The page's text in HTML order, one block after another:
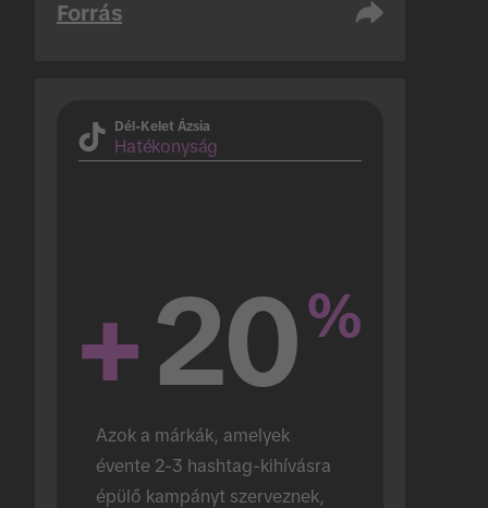
Forrás
Dél-Kelet Ázsia
Hatékonyság
+20%
Azok a márkák, amelyek
évente 2-3 hashtag-kihívásra
épülő kampányt szerveznek,